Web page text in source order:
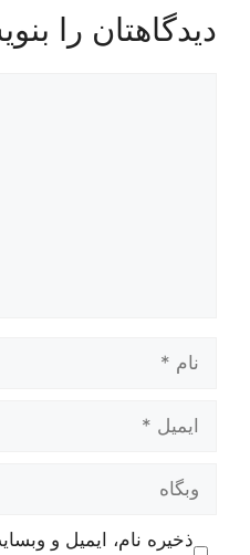
دیدگاهتان را
وبگاه
ذخیره نام، ایمیل و